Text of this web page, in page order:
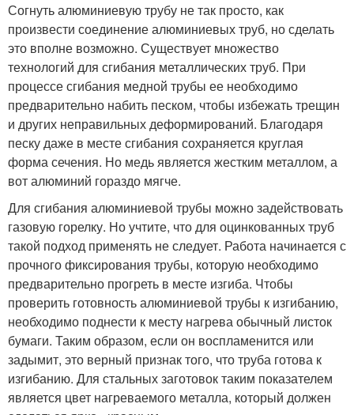
Согнуть алюминиевую трубу не так просто, как
произвести соединение алюминиевых труб, но сделать
это вполне возможно. Существует множество
технологий для сгибания металлических труб. При
процессе сгибания медной трубы ее необходимо
предварительно набить песком, чтобы избежать трещин
и других неправильных деформирований. Благодаря
песку даже в месте сгибания сохраняется круглая
форма сечения. Но медь является жестким металлом, а
вот алюминий гораздо мягче.
Для сгибания алюминиевой трубы можно задействовать
газовую горелку. Но учтите, что для оцинкованных труб
такой подход применять не следует. Работа начинается с
прочного фиксирования трубы, которую необходимо
предварительно прогреть в месте изгиба. Чтобы
проверить готовность алюминиевой трубы к изгибанию,
необходимо поднести к месту нагрева обычный листок
бумаги. Таким образом, если он воспламенится или
задымит, это верный признак того, что труба готова к
изгибанию. Для стальных заготовок таким показателем
является цвет нагреваемого металла, который должен